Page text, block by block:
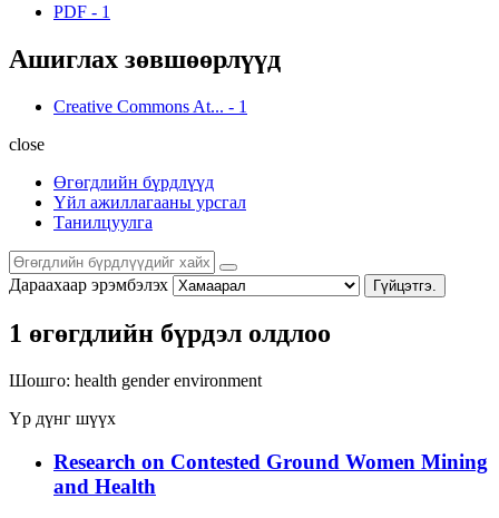
PDF - 1
Ашиглах зөвшөөрлүүд
Creative Commons At... - 1
close
Өгөгдлийн бүрдлүүд
Үйл ажиллагааны урсгал
Танилцуулга
Дараахаар эрэмбэлэх Гүйцэтгэ.
1 өгөгдлийн бүрдэл олдлоо
Шошго: health genderenvironment
Үр дүнг шүүх
Research on Contested Ground Women Mining
and Health